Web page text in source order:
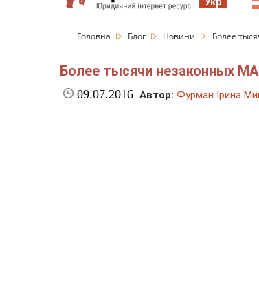
Головна Блог Новини Более
Более тысячи незаконных
09.07.2016 Автор: Фурман Ірина